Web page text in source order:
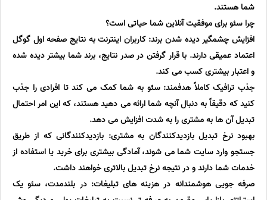
شما هستند.
چرا سئو برای موفقیت آنلاین شما حیاتی است؟
افزایش چشمگیر دیده شدن برند: کاربران اینترنت به نتایج صفحه اول گوگل
اعتماد عمیقی دارند. با قرار گرفتن در صدر نتایج، برند شما بیشتر دیده شده
و اعتبار بیشتری کسب می کند.
جذب ترافیک کاملاً هدفمند: سئو به شما کمک می کند تا افرادی را جذب
کنید که دقیقاً به دنبال آنچه شما ارائه می دهید هستند، که این امر احتمال
تبدیل آن ها به مشتری را به شدت افزایش می دهد.
بهبود نرخ تبدیل بازدیدکنندگان به مشتری: بازدیدکنندگانی که از طریق
جستجو وارد سایت شما می شوند، آمادگی بیشتری برای خرید یا استفاده از
خدمات شما دارند و در نتیجه نرخ تبدیل بالاتری خواهند داشت.
صرفه جویی هوشمندانه در هزینه های تبلیغات: در بلندمدت، سئو یک